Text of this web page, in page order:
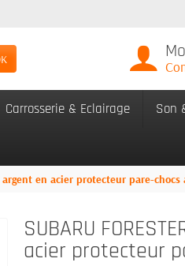
Carrosserie & Eclairage Son
argent en acier protecteur pare-
SUBARU
acier protecteur